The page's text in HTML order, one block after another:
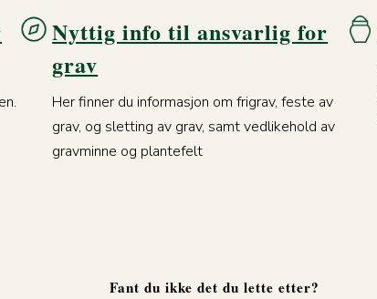
Nyttig info til ansvarlig for
grav
Her finner du informasjon om frigrav, feste av
grav, og sletting av grav, samt vedlikehold av
gravminne og plantefelt
Fant du ikke det du lette etter?